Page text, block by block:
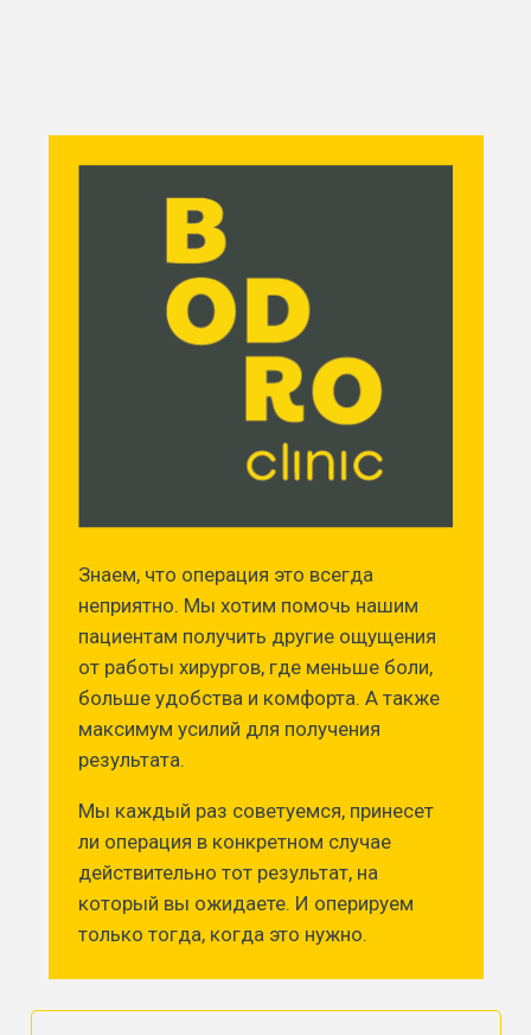
Знаем, что операция это всегда
неприятно. Мы хотим помочь нашим
пациентам получить другие ощущения
от работы хирургов, где меньше боли,
больше удобства и комфорта. А также
максимум усилий для получения
результата.
Мы каждый раз советуемся, принесет
ли операция в конкретном случае
действительно тот результат, на
который вы ожидаете. И оперируем
только тогда, когда это нужно.